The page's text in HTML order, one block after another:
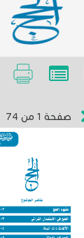
صفحة 1 من 74